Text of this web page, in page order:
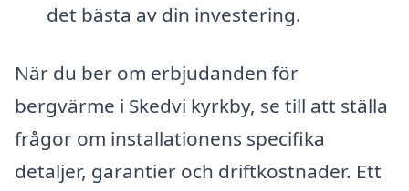
det bästa av din investering.
När du ber om erbjudanden för
bergvärme i Skedvi kyrkby, se till att ställa
frågor om installationens specifika
detaljer, garantier och driftkostnader. Ett